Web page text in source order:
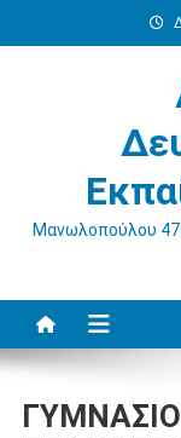
στο
Μανωλοπούλου 47